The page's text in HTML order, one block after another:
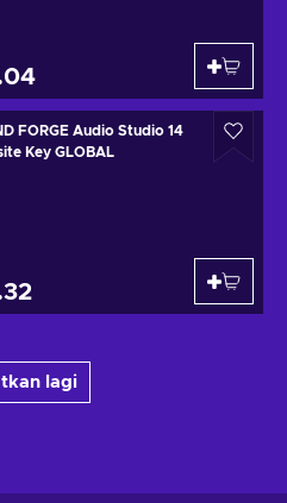
FORGE Audio Studio 14
Key GLOBAL
lagi